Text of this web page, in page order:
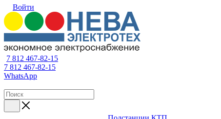
Войти
7 812 467-82-15
7 812 467-82-15
WhatsApp